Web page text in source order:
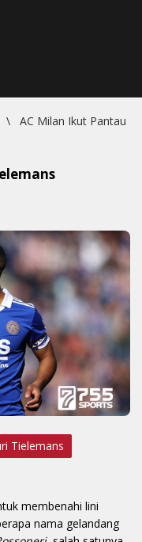
\
AC Milan Ikut Pantau
Tielemans
membenahi lini
nama gelandang